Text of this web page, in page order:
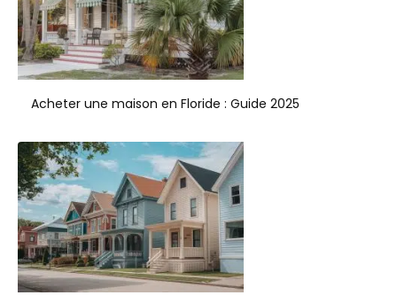
Acheter une maison en Floride : Guide 2025